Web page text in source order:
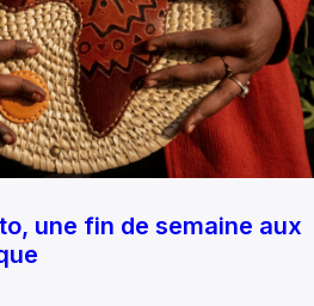
une fin de semaine aux